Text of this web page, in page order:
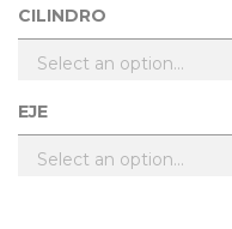
CILINDRO
EJE